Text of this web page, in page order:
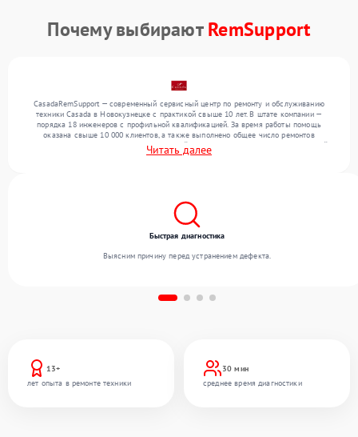
Почему выбираютRemSupport
CasadaRemSupport — современный сервисный центр по ремонту и обслуживанию
техники Casada в Новокузнецке с практикой свыше 10 лет. В штате компании —
порядка 18 инженеров с профильной квалификацией. За время работы помощь
оказана свыше 10 000 клиентов, а также выполнено общее число ремонтов
превысило 12 000. Ежемесячно в сервисный центр поступает более 300 обращений,
включая , , . Мы устраняем поломки любой сложности и обеспечиваем надежный
Читать далее
13+
лет опыта в ремонте техники
30 мин
среднее время диагностики
Быстрая диагностика
Выясним причину перед устранением дефекта.